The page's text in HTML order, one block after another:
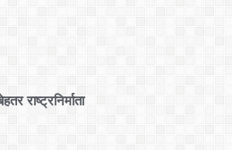
राष्ट्रनिर्माता